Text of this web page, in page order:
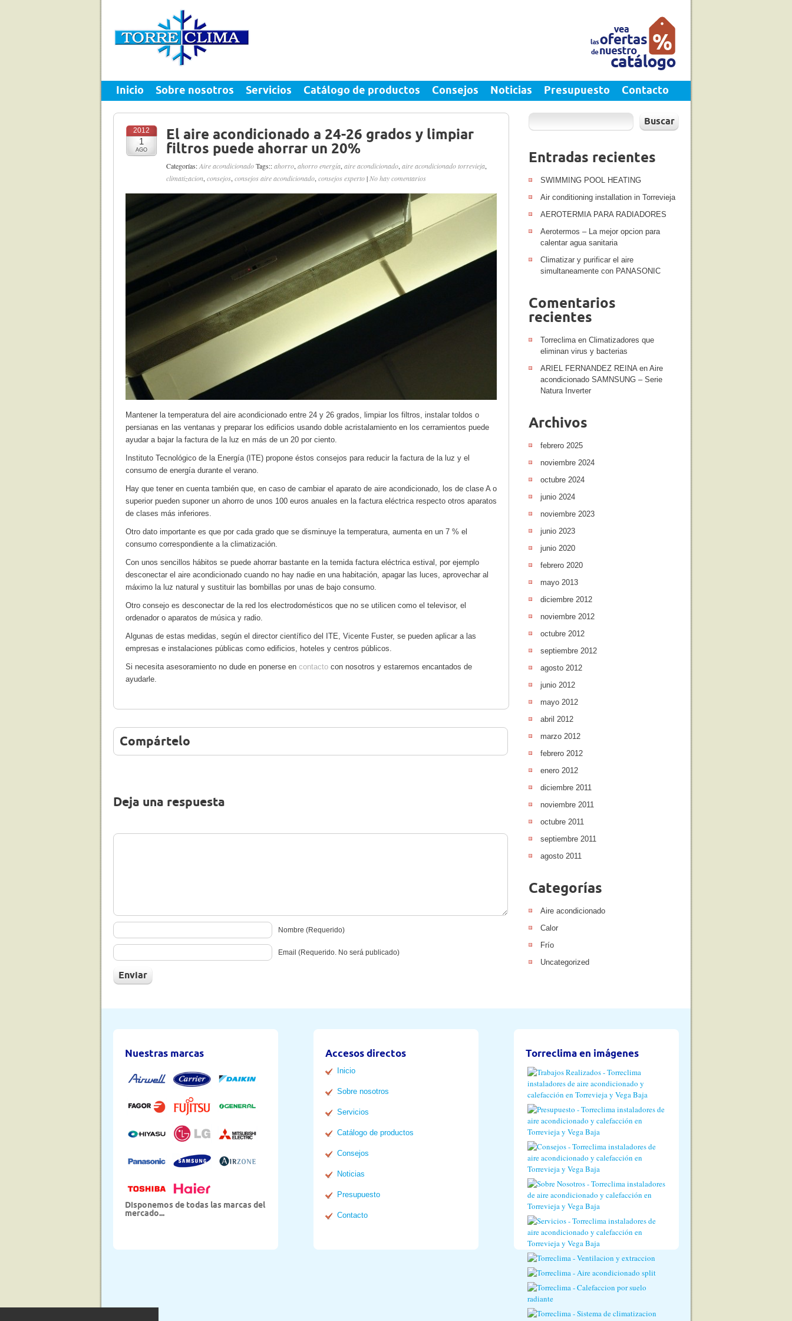
Inicio Sobre nosotros Servicios Catálogo de productos Consejos Noticias Presupuesto Contacto
2012
1
AGO
El aire acondicionado a 24-26 grados y limpiar
filtros puede ahorrar un 20%
Categorías:Aire acondicionadoTags::ahorro, ahorro energía, aire acondicionado, aire acondicionado torrevieja,
climatizacion, consejos, consejos aire acondicionado, consejos experto| No hay comentarios
Mantener la temperatura del aire acondicionado entre 24 y 26 grados, limpiar los filtros, instalar toldos o
persianas en las ventanas y preparar los edificios usando doble acristalamiento en los cerramientos puede
ayudar a bajar la factura de la luz en más de un 20 por ciento.
Instituto Tecnológico de la Energía (ITE) propone éstos consejos para reducir la factura de la luz y el
consumo de energía durante el verano.
Hay que tener en cuenta también que, en caso de cambiar el aparato de aire acondicionado, los de clase A o
superior pueden suponer un ahorro de unos 100 euros anuales en la factura eléctrica respecto otros aparatos
de clases más inferiores.
Otro dato importante es que por cada grado que se disminuye la temperatura, aumenta en un 7 % el
consumo correspondiente a la climatización.
Con unos sencillos hábitos se puede ahorrar bastante en la temida factura eléctrica estival, por ejemplo
desconectar el aire acondicionado cuando no hay nadie en una habitación, apagar las luces, aprovechar al
máximo la luz natural y sustituir las bombillas por unas de bajo consumo.
Otro consejo es desconectar de la red los electrodomésticos que no se utilicen como el televisor, el
ordenador o aparatos de música y radio.
Algunas de estas medidas, según el director científico del ITE, Vicente Fuster, se pueden aplicar a las
empresas e instalaciones públicas como edificios, hoteles y centros públicos.
Si necesita asesoramiento no dude en ponerse en contacto con nosotros y estaremos encantados de
ayudarle.
Compártelo
Deja una respuesta
Nombre (Requerido)
Email (Requerido. No será publicado)
Buscar
Entradas recientes
SWIMMING POOL HEATING
Air conditioning installation in Torrevieja
AEROTERMIA PARA RADIADORES
Aerotermos – La mejor opcion para
calentar agua sanitaria
Climatizar y purificar el aire
simultaneamente con PANASONIC
Comentarios
recientes
Torreclimaen Climatizadores que
eliminan virus y bacterias
ARIEL FERNANDEZ REINAen Aire
acondicionado SAMNSUNG – Serie
Natura Inverter
Archivos
febrero 2025
noviembre 2024
octubre 2024
junio 2024
noviembre 2023
junio 2023
junio 2020
febrero 2020
mayo 2013
diciembre 2012
noviembre 2012
octubre 2012
septiembre 2012
agosto 2012
junio 2012
mayo 2012
abril 2012
marzo 2012
febrero 2012
enero 2012
diciembre 2011
noviembre 2011
octubre 2011
septiembre 2011
agosto 2011
Categorías
Aire acondicionado
Calor
Frío
Uncategorized
Nuestras marcas
Disponemos de todas las marcas del
mercado...
Accesos directos
Inicio
Sobre nosotros
Servicios
Catálogo de productos
Consejos
Noticias
Presupuesto
Contacto
Torreclima en imágenes